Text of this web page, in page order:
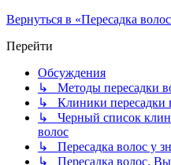
Вернуться в «Пересадка
Перейти
Обсуждения
↳ Методы пересадки
↳ Клиники пересадки
↳ Черный список
волос
↳ Пересадка волос у
↳ Пересадка волос.